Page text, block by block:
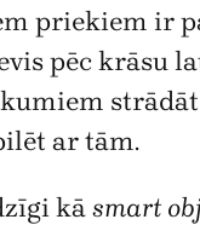
priekiem ir
pēc
ar tām.
kāsmart